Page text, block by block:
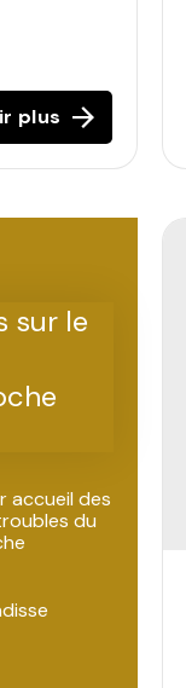
plus
sur le
accueil des
du